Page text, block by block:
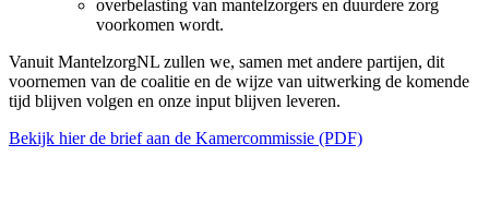
overbelasting van mantelzorgers en duurdere zorg
voorkomen wordt.
Vanuit MantelzorgNL zullen we, samen met andere partijen, dit
voornemen van de coalitie en de wijze van uitwerking de komende
tijd blijven volgen en onze input blijven leveren.
Bekijk hier de brief aan de Kamercommissie (PDF)